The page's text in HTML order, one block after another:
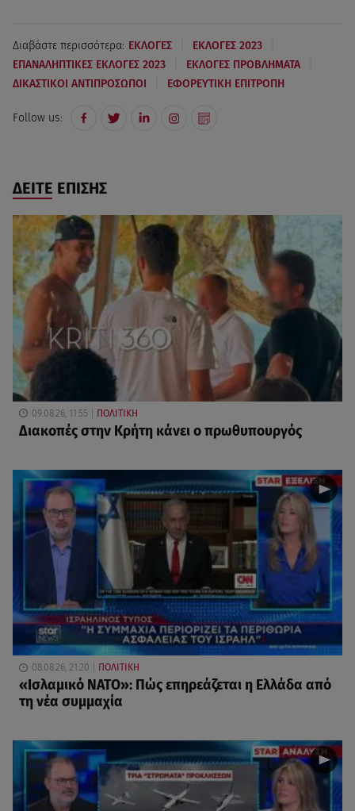
Διαβάστε περισσότερα: ΕΚΛΟΓΕΣ ΕΚΛΟΓΕΣ 2023
EΠΑΝΑΛΗΠΤΙΚΕΣ EΚΛΟΓΕΣ 2023 ΕΚΛΟΓΕΣ ΠΡΟΒΛΗΜΑΤΑ
ΔΙΚΑΣΤΙΚΟΙ ΑΝΤΙΠΡΟΣΩΠΟΙ ΕΦΟΡΕΥΤΙΚΗ ΕΠΙΤΡΟΠΗ
Follow us:
ΔΕΙΤΕ ΕΠΙΣΗΣ
09.08.26, 11:55 ΠΟΛΙΤΙΚΗ
Διακοπές στην Κρήτη κάνει ο πρωθυπουργός
08.08.26, 21:20 ΠΟΛΙΤΙΚΗ
«Ισλαμικό ΝΑΤΟ»: Πώς επηρεάζεται η Ελλάδα από
τη νέα συμμαχία